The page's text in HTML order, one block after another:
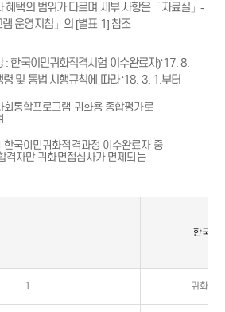
택의 범위가 다르며 세부 사항은「자료실」-
운영지침」의 [별표 1] 참조
: 한국이민귀화적격시험 이수완료자)‘17. 8.
및 동법 시행규칙에 따라 ‘18. 3. 1.부터
회통합프로그램 귀화용 종합평가로
한국이민귀화적격과정 이수완료자 중
격자만 귀화면접심사가 면제되는
한국이
1 귀화신